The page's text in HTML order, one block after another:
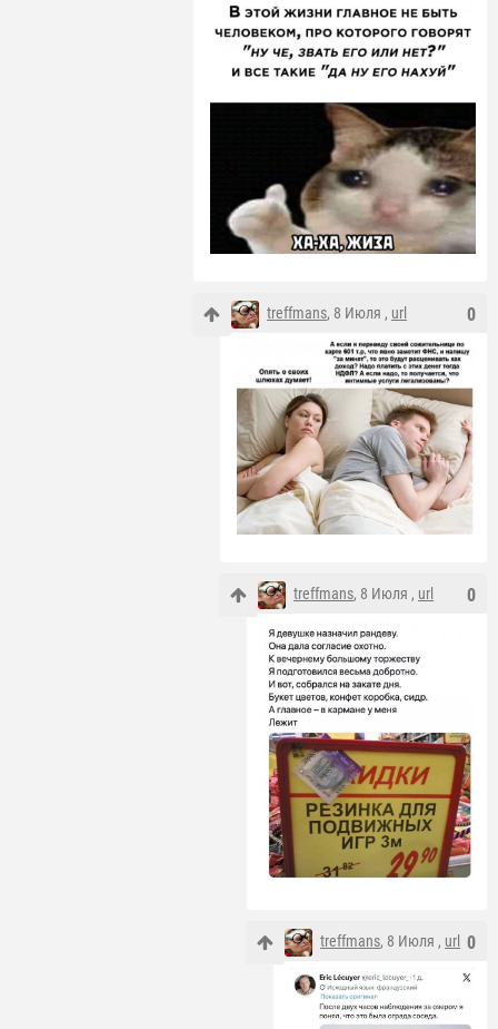
0
treffmans, 8 Июля , url
0
treffmans, 8 Июля , url
0
treffmans, 8 Июля , url